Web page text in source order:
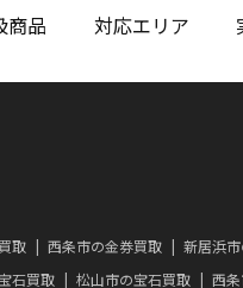
商品 対応エリア
取 西条市の金券買取 新居浜
石買取 松山市の宝石買取 西